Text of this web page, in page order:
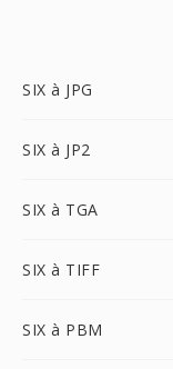
SIX à JPG
SIX à JP2
SIX à TGA
SIX à TIFF
SIX à PBM